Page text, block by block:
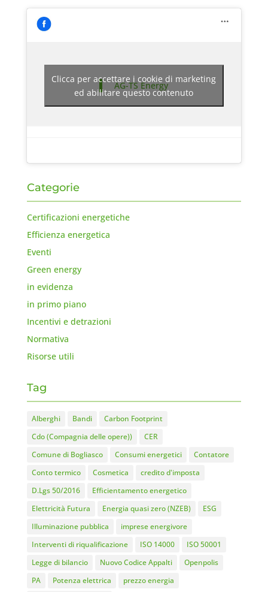
AG-TS Energy
Clicca per accettare i cookie di marketing
ed abilitare questo contenuto
Categorie
Certificazioni energetiche
Efficienza energetica
Eventi
Green energy
in evidenza
in primo piano
Incentivi e detrazioni
Normativa
Risorse utili
Tag
Alberghi Bandi
Carbon Footprint
Cdo (Compagnia delle opere))
CER
Comune di Bogliasco
Consumi energetici
Contatore
Conto termico
Cosmetica
credito d'imposta
D.Lgs 50/2016
Efficientamento energetico
Elettricità Futura
Energia quasi zero (NZEB)
ESG
Illuminazione pubblica
imprese energivore
Interventi di riqualificazione
ISO 14000
ISO 50001
Legge di bilancio
Nuovo Codice Appalti
Openpolis
PA
Potenza elettrica
prezzo energia